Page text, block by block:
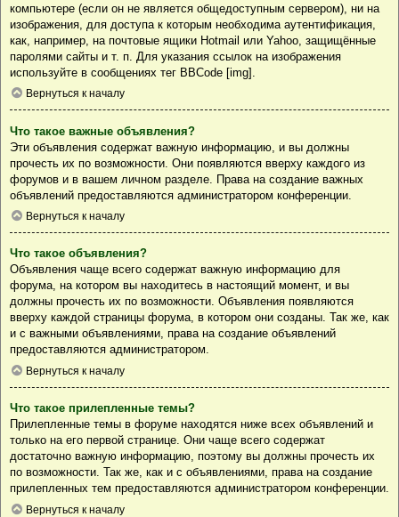
компьютере (если он не является общедоступным сервером), ни на
изображения, для доступа к которым необходима аутентификация,
как, например, на почтовые ящики Hotmail или Yahoo, защищённые
паролями сайты и т. п. Для указания ссылок на изображения
используйте в сообщениях тег BBCode [img].
Вернуться к началу
Что такое важные объявления?
Эти объявления содержат важную информацию, и вы должны
прочесть их по возможности. Они появляются вверху каждого из
форумов и в вашем личном разделе. Права на создание важных
объявлений предоставляются администратором конференции.
Вернуться к началу
Что такое объявления?
Объявления чаще всего содержат важную информацию для
форума, на котором вы находитесь в настоящий момент, и вы
должны прочесть их по возможности. Объявления появляются
вверху каждой страницы форума, в котором они созданы. Так же, как
и с важными объявлениями, права на создание объявлений
предоставляются администратором.
Вернуться к началу
Что такое прилепленные темы?
Прилепленные темы в форуме находятся ниже всех объявлений и
только на его первой странице. Они чаще всего содержат
достаточно важную информацию, поэтому вы должны прочесть их
по возможности. Так же, как и с объявлениями, права на создание
прилепленных тем предоставляются администратором конференции.
Вернуться к началу